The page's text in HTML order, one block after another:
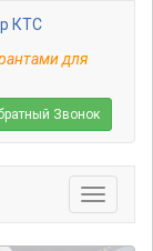
КТС
для
Звонок